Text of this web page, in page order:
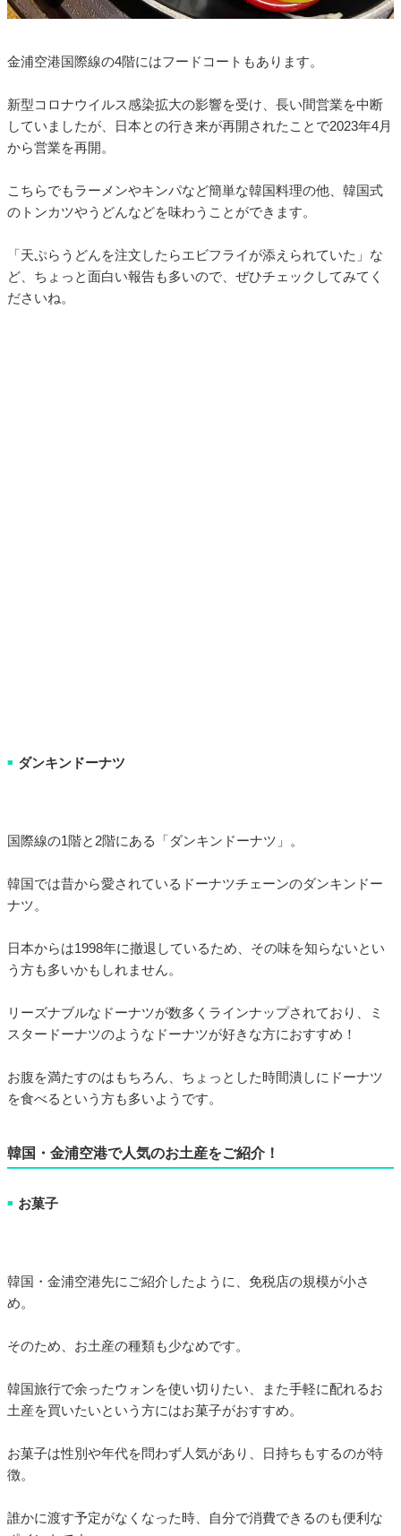
金浦空港国際線の4階にはフードコートもあります。
新型コロナウイルス感染拡大の影響を受け、長い間営業を中断
していましたが、日本との行き来が再開されたことで2023年4月
から営業を再開。
こちらでもラーメンやキンパなど簡単な韓国料理の他、韓国式
のトンカツやうどんなどを味わうことができます。
「天ぷらうどんを注文したらエビフライが添えられていた」な
ど、ちょっと面白い報告も多いので、ぜひチェックしてみてく
ださいね。
■ ダンキンドーナツ
国際線の1階と2階にある「ダンキンドーナツ」。
韓国では昔から愛されているドーナツチェーンのダンキンドー
ナツ。
日本からは1998年に撤退しているため、その味を知らないとい
う方も多いかもしれません。
リーズナブルなドーナツが数多くラインナップされており、ミ
スタードーナツのようなドーナツが好きな方におすすめ！
お腹を満たすのはもちろん、ちょっとした時間潰しにドーナツ
を食べるという方も多いようです。
韓国・金浦空港で人気のお土産をご紹介！
■ お菓子
韓国・金浦空港先にご紹介したように、免税店の規模が小さ
め。
そのため、お土産の種類も少なめです。
韓国旅行で余ったウォンを使い切りたい、また手軽に配れるお
土産を買いたいという方にはお菓子がおすすめ。
お菓子は性別や年代を問わず人気があり、日持ちもするのが特
徴。
誰かに渡す予定がなくなった時、自分で消費できるのも便利な